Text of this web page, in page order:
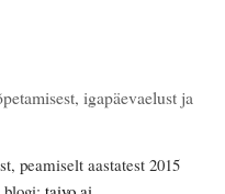
igapäevaelust ja
peamiselt aastatest 2015